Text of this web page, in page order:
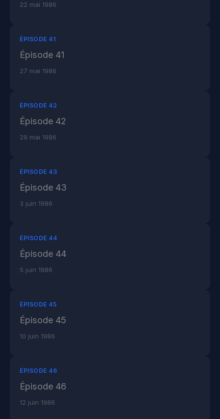
22 mai 1986
ÉPISODE 41
Épisode 41
27 mai 1986
ÉPISODE 42
Épisode 42
29 mai 1986
ÉPISODE 43
Épisode 43
3 juin 1986
ÉPISODE 44
Épisode 44
5 juin 1986
ÉPISODE 45
Épisode 45
10 juin 1986
ÉPISODE 46
Épisode 46
12 juin 1986